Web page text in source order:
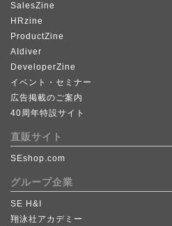
SalesZine
HRzine
ProductZine
AIdiver
DeveloperZine
イベント・セミナー
広告掲載のご案内
40周年特設サイト
直販サイト
SEshop.com
グループ企業
SE H&I
翔泳社アカデミー